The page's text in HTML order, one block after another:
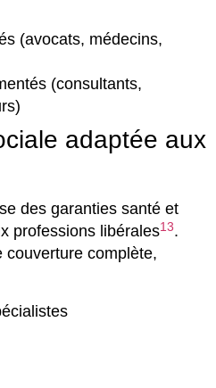
(avocats, médecins,
(consultants,
adaptée aux
des garanties santé et
professions libérales13.
couverture complète,